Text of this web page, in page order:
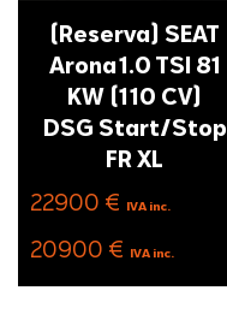
(Reserva) SEAT
Arona 1.0 TSI 81
KW (110 CV)
DSG Start/Stop
FR XL
22900 € IVA inc.
20900 € IVA inc.